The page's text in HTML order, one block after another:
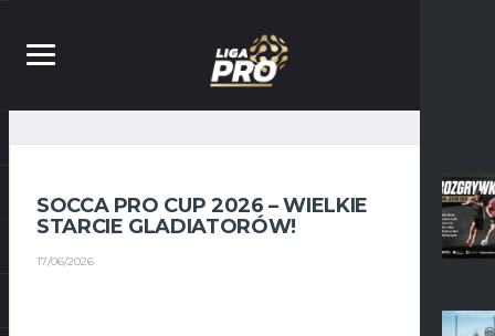
SOCCA PRO CUP 2026 – WIELKIE
STARCIE GLADIATORÓW!
17/06/2026